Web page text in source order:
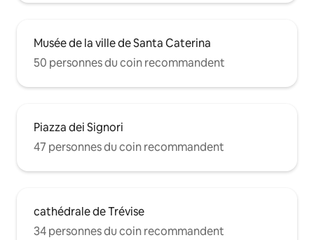
Musée de la ville de Santa Caterina
50 personnes du coin recommandent
Piazza dei Signori
47 personnes du coin recommandent
cathédrale de Trévise
34 personnes du coin recommandent